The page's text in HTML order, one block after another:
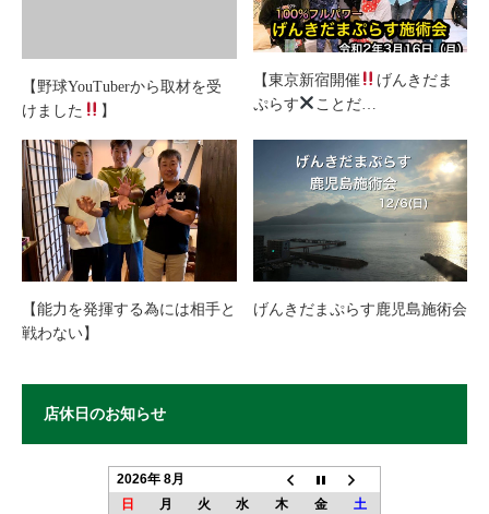
【野球YouTuberから取材を受
けました
】
【東京新宿開催
げんきだま
ぷらす
ことだ…
【能力を発揮する為には相手と
戦わない】
げんきだまぷらす鹿児島施術会
店休日のお知らせ
2026年 8月
日
月 火 水 木 金
土